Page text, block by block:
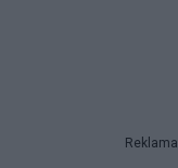
Reklama